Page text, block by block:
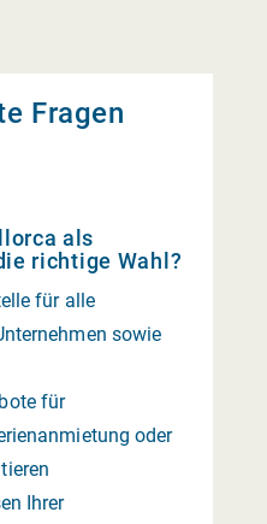
Fragen
als
richtige Wahl?
für alle
sowie
für
oder
Ihrer